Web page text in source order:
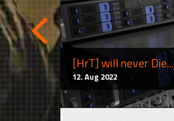
[HrT] will never Die...
12. Aug 2022